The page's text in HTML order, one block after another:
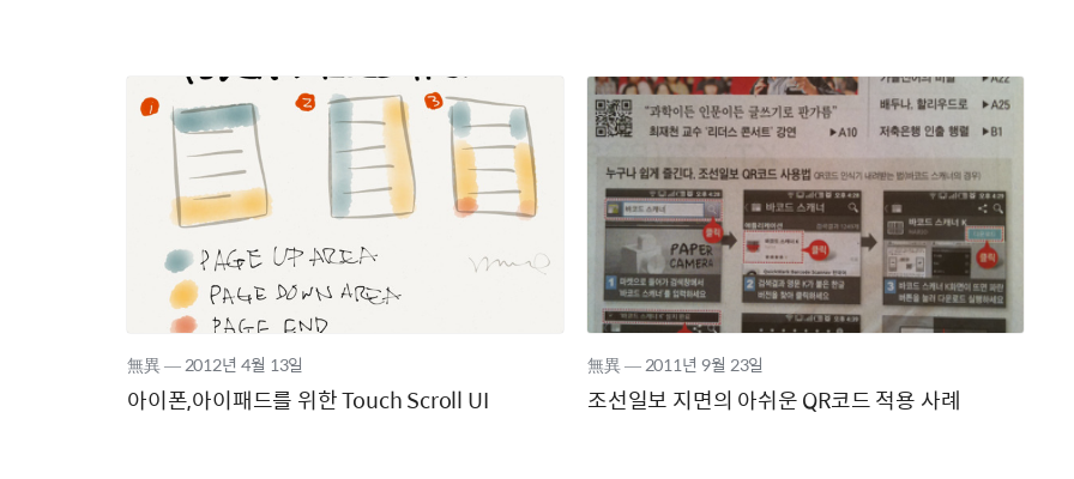
아이폰,아이패드를 위한 Touch Scroll UI
無異―2012년 4월 13일
조선일보 지면의 아쉬운 QR코드 적용 사례
無異―2011년 9월 23일